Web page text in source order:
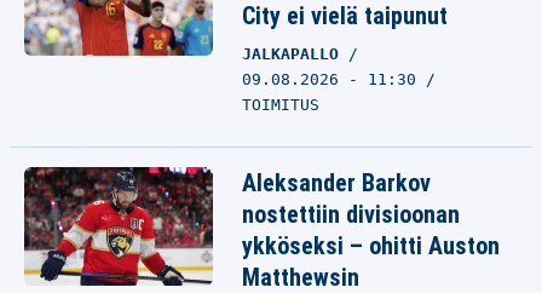
City ei vielä taipunut
JALKAPALLO
09.08.2026 - 11:30
TOIMITUS
Aleksander Barkov
nostettiin divisioonan
ykköseksi – ohitti Auston
Matthewsin